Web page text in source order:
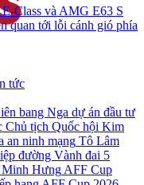
Class và AMG E63 S
quan tới lỗi cánh gió phía
tức
bang Nga dự án đầu tư
Chủ tịch Quốc hội Kim
an ninh mạng Tô Lâm
đường Vành đai 5
Hưng AFF Cup